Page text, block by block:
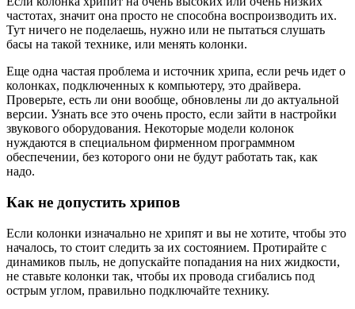
частотах, значит она просто не способна воспроизводить их.
Тут ничего не поделаешь, нужно или не пытаться слушать
басы на такой технике, или менять колонки.
Еще одна частая проблема и источник хрипа, если речь идет о
колонках, подключенных к компьютеру, это драйвера.
Проверьте, есть ли они вообще, обновлены ли до актуальной
версии. Узнать все это очень просто, если зайти в настройки
звукового оборудования. Некоторые модели колонок
нуждаются в специальном фирменном программном
обеспечении, без которого они не будут работать так, как
надо.
Как не допустить хрипов
Если колонки изначально не хрипят и вы не хотите, чтобы это
началось, то стоит следить за их состоянием. Протирайте с
динамиков пыль, не допускайте попадания на них жидкости,
не ставьте колонки так, чтобы их провода сгибались под
острым углом, правильно подключайте технику.